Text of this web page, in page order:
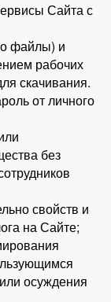
Сайта с
файлы) и
рабочих
скачивания.
от личного
без
свойств и
на Сайте;
осуждения